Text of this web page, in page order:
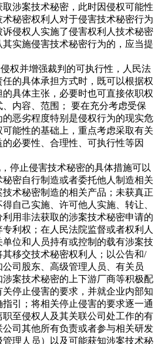
涉案技术秘密，此时因侵权可能性
秘密权利人对于侵害技术秘密行为
侵权人实施了侵害权利人技术秘密
实施侵害技术秘密行为的，应当提
并增强裁判的可执行性，人民法
的具体承担方式时，既可以根据权
具体主张，必要时也可直接依职权
内容、范围； 要在充分考虑受保
恶劣程度特别是侵权行为的现实危
能性的基础上，重点考虑采取有关
必要性、合理性、可执行性等因
止侵害技术秘密的具体措施可以
密自行制造或者委托他人制造相关
术秘密制造的相关产品；未获真正
自己实施、许可他人实施、转让、
用非法获取的涉案技术秘密申请的
利权；在人民法院监督或者权利人
单位和人员持有或控制的载有涉案技
移交技术秘密权利人；以公告和/
司股东、高级管理人员、有关员
案技术秘密的上下游厂商等积极配
停止侵害的要求，并就企业内部知
引；将相关停止侵害的要求逐一通
至侵权人及其关联公司处工作的有
司其他所有负责或者参与相关研发
理人员）以及可能获知涉案技术秘